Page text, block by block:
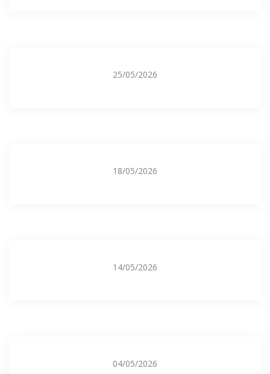
25/05/2026
18/05/2026
14/05/2026
04/05/2026